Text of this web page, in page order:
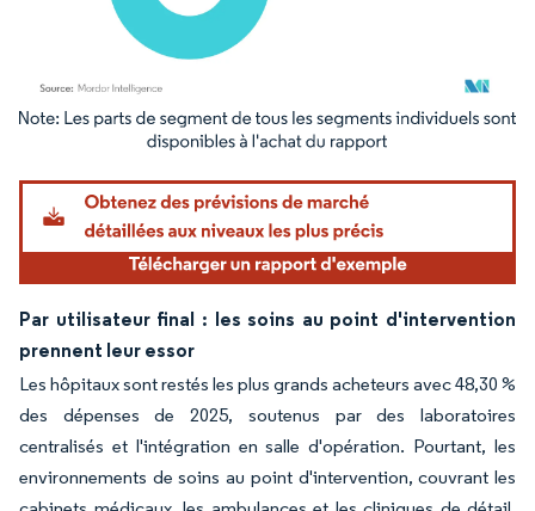
Image © Mordor Intelligence. La réutilisation nécessite une attribution sous CC BY
Par utilisateur final : les soins au point d'intervention
prennent leur essor
Les hôpitaux sont restés les plus grands acheteurs avec 48,30 %
des dépenses de 2025, soutenus par des laboratoires
centralisés et l'intégration en salle d'opération. Pourtant, les
environnements de soins au point d'intervention, couvrant les